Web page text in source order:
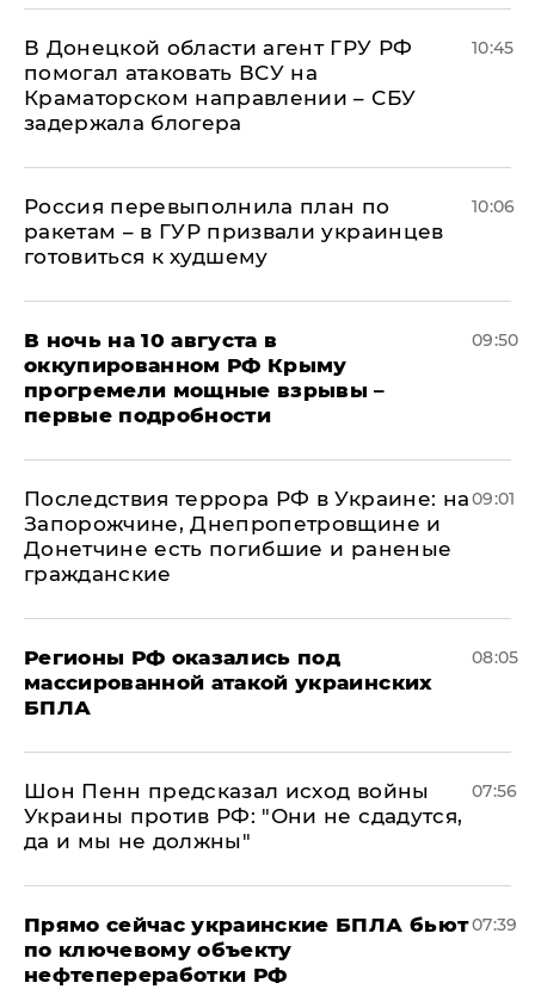
В Донецкой области агент ГРУ РФ
помогал атаковать ВСУ на
Краматорском направлении – СБУ
задержала блогера
10:45
Россия перевыполнила план по
ракетам – в ГУР призвали украинцев
готовиться к худшему
10:06
В ночь на 10 августа в
оккупированном РФ Крыму
прогремели мощные взрывы –
первые подробности
09:50
Последствия террора РФ в Украине: на
Запорожчине, Днепропетровщине и
Донетчине есть погибшие и раненые
гражданские
09:01
Регионы РФ оказались под
массированной атакой украинских
БПЛА
08:05
Шон Пенн предсказал исход войны
Украины против РФ: "Они не сдадутся,
да и мы не должны"
07:56
Прямо сейчас украинские БПЛА бьют
по ключевому объекту
нефтепереработки РФ
07:39